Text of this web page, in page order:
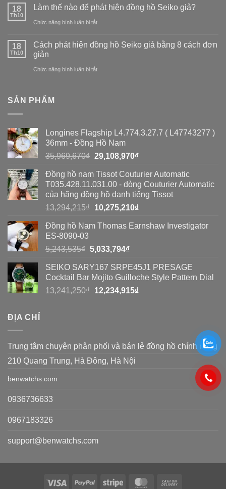
hàng
hồ
và
hồ
diện
18
Th10
Làm thế nào để phát hiện đồng hồ Seiko giả?
Chức năng bình luận bị tắtở
thế
hồ
18
Th10
Cách phát hiện đồng hồ Seiko giả bằng 8 cách đơn
giản
Chức năng bình luận bị tắtở
hồ
Seiko
bằng
8
cách
đơn
SẢN PHẨM
Longines Flagship L4.774.3.27.7 ( L47743277 )
36mm - Đồng Hồ Nam
35,969,670₫ Giá
là:
35,969,670₫.
29,108,970₫Giá
tại
là:
29,108,970₫.
Đồng hồ nam Tissot Couturier Automatic
T035.428.11.031.00 - dòng Couturier Automatic
của hãng đồng hồ danh tiếng Tissot
13,294,215₫ Giá
là:
10,275,210₫Giá
tại
Đồng hồ Nam Thomas Earnshaw Investigator
ES-8090-03
5,243,535₫ Giá
là:
5,243,535₫.
5,033,794₫Giá
tại
là:
5,033,794₫.
SEIKO SARY167 SRPE45J1 PRESAGE
Cocktail Bar Mojito Guilloche Style Pattern Dial
13,241,250₫ Giá
12,234,915₫Giá
ĐỊA CHỈ
Trung tâm chuyên phân phối và bán lẻ đồng hồ chính hãng
210 Quang Trung, Hà Đông, Hà Nội
benwatchs.com
0936736633
0967183326
support@benwatchs.com
Visa PayPal Stripe MasterCard